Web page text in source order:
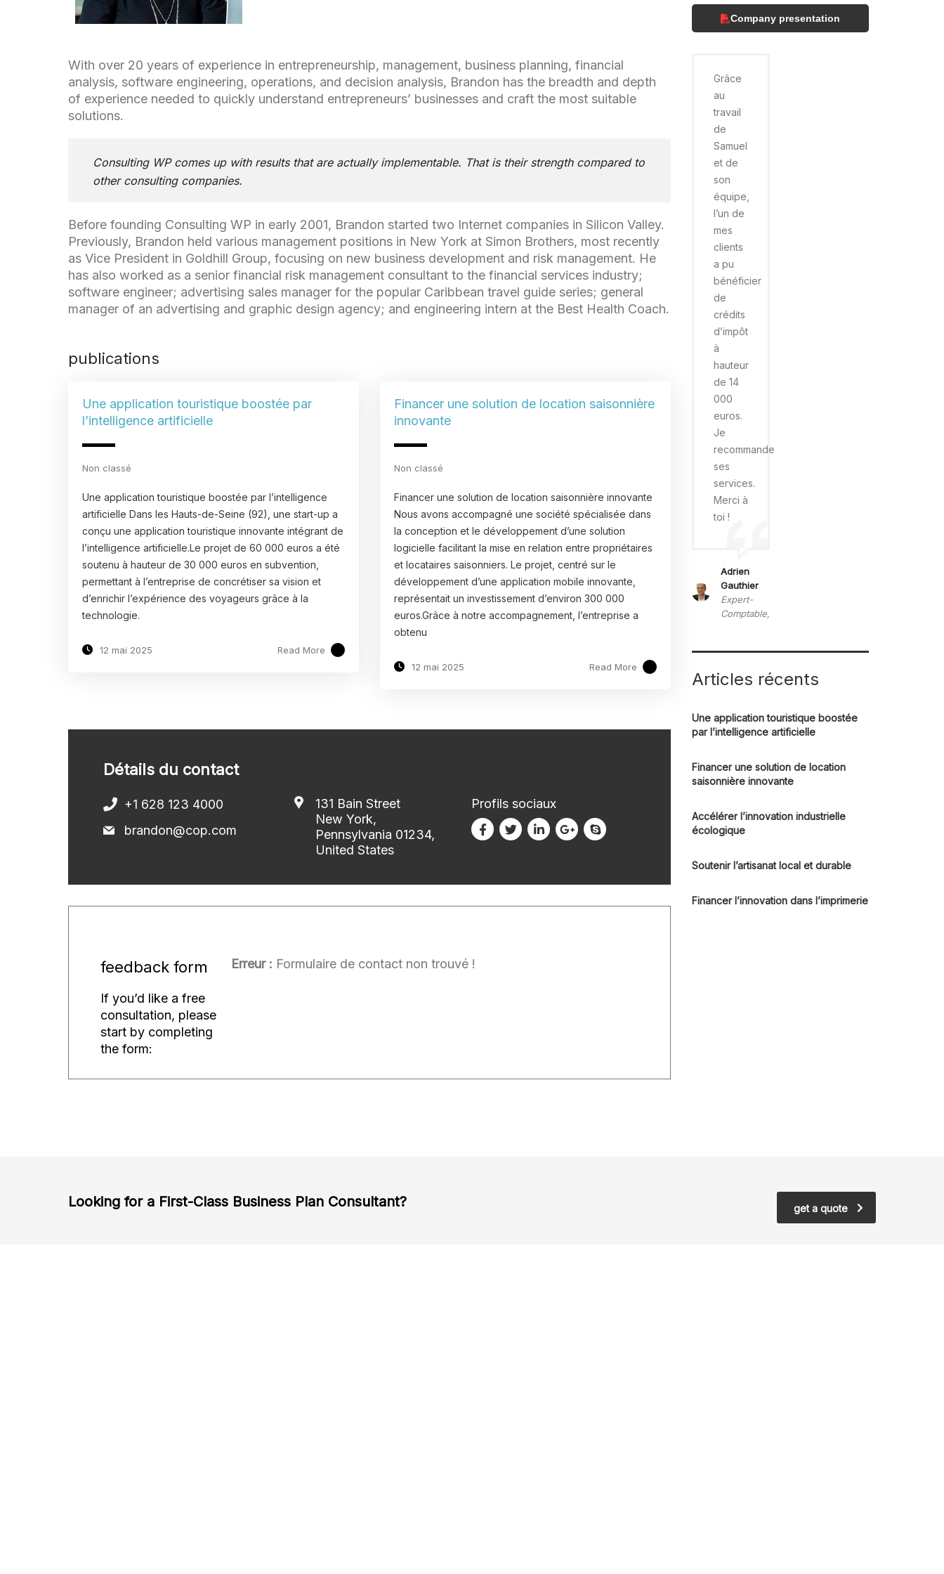
With over 20 years of experience in entrepreneurship, management, business planning, financial
analysis, software engineering, operations, and decision analysis, Brandon has the breadth and depth
of experience needed to quickly understand entrepreneurs’ businesses and craft the most suitable
solutions.
Consulting WP comes up with results that are actually implementable. That is their strength compared to
other consulting companies.
Before founding Consulting WP in early 2001, Brandon started two Internet companies in Silicon Valley.
Previously, Brandon held various management positions in New York at Simon Brothers, most recently
as Vice President in Goldhill Group, focusing on new business development and risk management. He
has also worked as a senior financial risk management consultant to the financial services industry;
software engineer; advertising sales manager for the popular Caribbean travel guide series; general
manager of an advertising and graphic design agency; and engineering intern at the Best Health Coach.
publications
Une application touristique boostée par
l’intelligence artificielle
Non classé
Une application touristique boostée par l’intelligence
artificielle Dans les Hauts-de-Seine (92), une start-up a
conçu une application touristique innovante intégrant de
l’intelligence artificielle.Le projet de 60 000 euros a été
soutenu à hauteur de 30 000 euros en subvention,
permettant à l’entreprise de concrétiser sa vision et
d’enrichir l’expérience des voyageurs grâce à la
technologie.
12 mai 2025 Read More
Financer une solution de location saisonnière
innovante
Non classé
Financer une solution de location saisonnière innovante
Nous avons accompagné une société spécialisée dans
la conception et le développement d’une solution
logicielle facilitant la mise en relation entre propriétaires
et locataires saisonniers. Le projet, centré sur le
développement d’une application mobile innovante,
représentait un investissement d’environ 300 000
euros.Grâce à notre accompagnement, l’entreprise a
obtenu
12 mai 2025 Read More
Détails du contact
+1 628 123 4000
brandon@cop.com
131 Bain Street
New York,
Pennsylvania 01234,
United States
Profils sociaux
feedback form
If you’d like a free
consultation, please
start by completing
the form:
Erreur : Formulaire de contact non trouvé !
Company presentation
Grâce
au
travail
de
Samuel
et de
son
équipe,
l’un de
mes
clients
a pu
bénéficier
de
crédits
d’impôt
à
hauteur
de 14
000
euros.
Je
recommande
ses
services.
Merci à
toi !
Adrien
Gauthier
Expert-
Comptable,
Articles récents
Une application touristique boostée
par l’intelligence artificielle
Financer une solution de location
saisonnière innovante
Accélérer l’innovation industrielle
écologique
Soutenir l’artisanat local et durable
Financer l’innovation dans l’imprimerie​
Looking for a First-Class Business Plan Consultant? get a quote